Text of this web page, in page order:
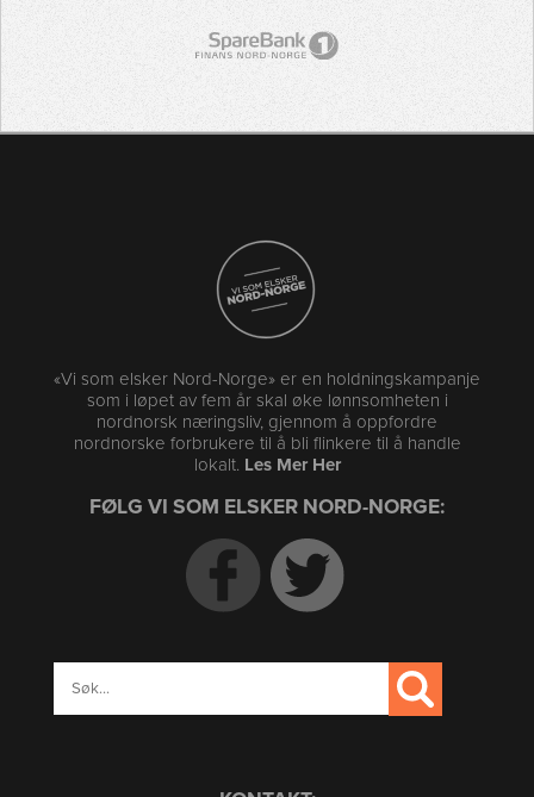
«Vi som elsker Nord-Norge» er en holdningskampanje
som i løpet av fem år skal øke lønnsomheten i
nordnorsk næringsliv, gjennom å oppfordre
nordnorske forbrukere til å bli flinkere til å handle
lokalt. Les Mer Her
FØLG VI SOM ELSKER NORD-NORGE: